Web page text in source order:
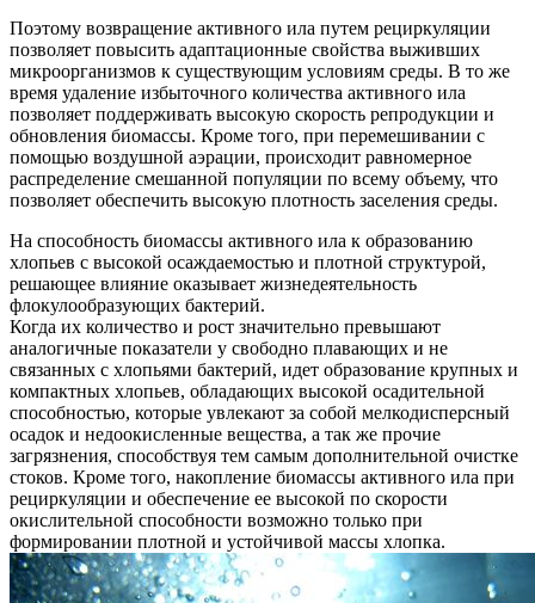
Поэтому возвращение активного ила путем рециркуляции
позволяет повысить адаптационные свойства выживших
микроорганизмов к существующим условиям среды. В то же
время удаление избыточного количества активного ила
позволяет поддерживать высокую скорость репродукции и
обновления биомассы. Кроме того, при перемешивании с
помощью воздушной аэрации, происходит равномерное
распределение смешанной популяции по всему объему, что
позволяет обеспечить высокую плотность заселения среды.
На способность биомассы активного ила к образованию
хлопьев с высокой осаждаемостью и плотной структурой,
решающее влияние оказывает жизнедеятельность
флокулообразующих бактерий.
Когда их количество и рост значительно превышают
аналогичные показатели у свободно плавающих и не
связанных с хлопьями бактерий, идет образование крупных и
компактных хлопьев, обладающих высокой осадительной
способностью, которые увлекают за собой мелкодисперсный
осадок и недоокисленные вещества, а так же прочие
загрязнения, способствуя тем самым дополнительной очистке
стоков. Кроме того, накопление биомассы активного ила при
рециркуляции и обеспечение ее высокой по скорости
окислительной способности возможно только при
формировании плотной и устойчивой массы хлопка.